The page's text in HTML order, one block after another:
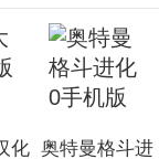
地爪，必杀技
枪和水甲盾，
化 奥特曼格斗进